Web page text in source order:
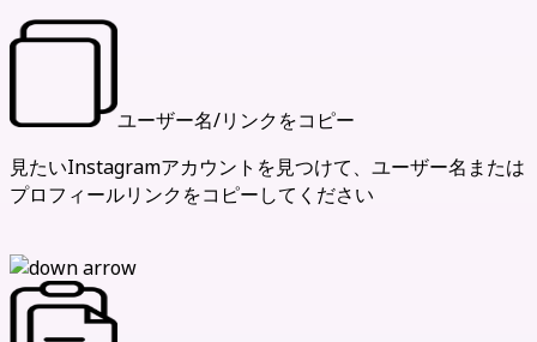
ユーザー名/リンクをコピー
見たいInstagramアカウントを見つけて、ユーザー名または
プロフィールリンクをコピーしてください